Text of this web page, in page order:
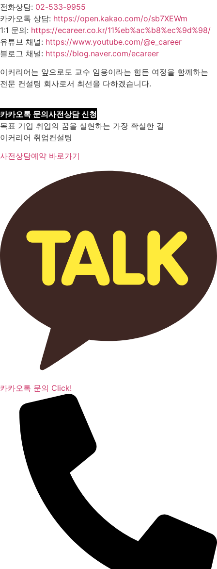
전화상담: 02-533-9955
카카오톡 상담: https://open.kakao.com/o/sb7XEWm
1:1 문의: https://ecareer.co.kr/11%eb%ac%b8%ec%9d%98/
유튜브 채널: https://www.youtube.com/@e_career
블로그 채널: https://blog.naver.com/ecareer
이커리어는 앞으로도 교수 임용이라는 힘든 여정을 함께하는
전문 컨설팅 회사로서 최선을 다하겠습니다.
카카오톡 문의사전상담 신청
목표 기업 취업의 꿈을 실현하는 가장 확실한 길
이커리어 취업컨설팅
사전상담예약 바로가기
카카오톡 문의 Click!​